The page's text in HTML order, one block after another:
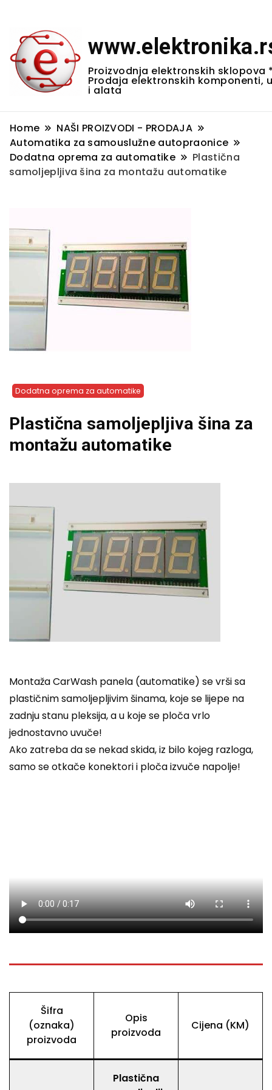
Proizvodnja elektronskih sklopova
Prodaja elektronskih komponenti,
i alata
Home
NAŠI PROIZVODI - PRODAJA
Automatika za samouslužne autopraonice
Dodatna oprema za automatike
Plastična
samoljepljiva šina za montažu automatike
Dodatna oprema za automatike
Plastična samoljepljiva šina za
montažu automatike
Montaža CarWash panela (automatike) se vrši sa
plastičnim samoljepljivim šinama, koje se lijepe na
zadnju stanu pleksija, a u koje se ploča vrlo
jednostavno uvuče!
Ako zatreba da se nekad skida, iz bilo kojeg razloga,
samo se otkače konektori i ploča izvuče napolje!
Šifra
(oznaka)
proizvoda
Opis
proizvoda
Cijena (KM)
Plastična